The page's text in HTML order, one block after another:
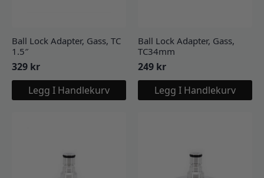
Ball Lock Adapter, Gass, TC
1.5″
329 kr
Legg I Handlekurv
Ball Lock Adapter, Gass,
TC34mm
249 kr
Legg I Handlekurv